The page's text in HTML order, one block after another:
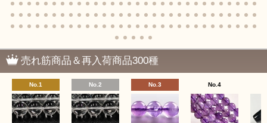
アズロマラカイト（Azuromalachite）
アパタイト
売れ筋商品＆再入荷商品300種
No.1 No.2 No.3 No.4